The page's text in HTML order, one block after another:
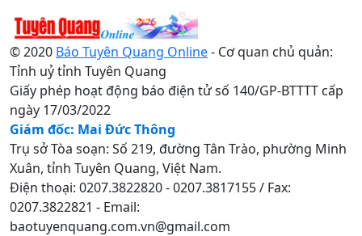
© 2020 Báo Tuyên Quang Online- Cơ quan chủ quản:
Tỉnh uỷ tỉnh Tuyên Quang
Giấy phép hoạt động báo điện tử số 140/GP-BTTTT cấp
ngày 17/03/2022
Giám đốc: Mai Đức Thông
Trụ sở Tòa soạn: Số 219, đường Tân Trào, phường Minh
Xuân, tỉnh Tuyên Quang, Việt Nam.
Điện thoại: 0207.3822820 - 0207.3817155 / Fax:
0207.3822821 - Email:
baotuyenquang.com.vn@gmail.com